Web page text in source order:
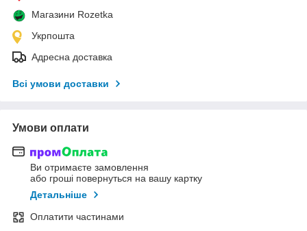
Магазини Rozetka
Укрпошта
Адресна доставка
Всі умови доставки
Умови оплати
Ви отримаєте замовлення
або гроші повернуться на вашу картку
Детальніше
Оплатити частинами